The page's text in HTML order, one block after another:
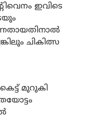
ഇവിടെ
ചികിത്സ
മുറുകി